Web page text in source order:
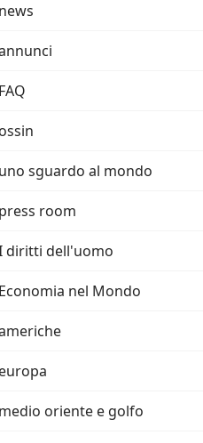
news
FAQ
ossin
uno sguardo al mondo
press room
diritti dell'uomo
Economia nel Mondo
europa
medio oriente e golfo